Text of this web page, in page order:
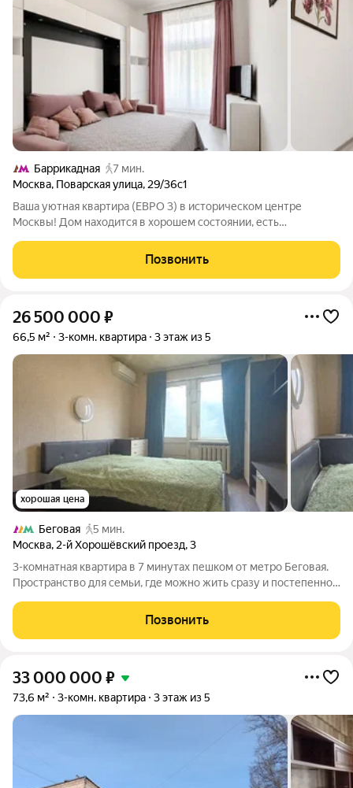
Баррикадная
7 мин.
Москва, Поварская улица, 29/36с1
Ваша уютная квартира (ЕВРО 3) в историческом центре
Москвы! Дом находится в хорошем состоянии, есть
Парковка со шлагбаумом, всегда есть место для вашего
автомобиля. Рядом с домом находятся
Позвонить
26 500 000 ₽
66,5 м² 3-комн. квартира 3 этаж из 5
хорошая цена
Беговая
5 мин.
Москва, 2-й Хорошёвский проезд,3
3-комнатная квартира в 7 минутах пешком от метро Беговая.
Пространство для семьи, где можно жить сразу и постепенно
районе с развитой инфраструктурой, удобной транспортной
доступностью и хотите
Позвонить
33 000 000 ₽
73,6 м² 3-комн. квартира 3 этаж из 5